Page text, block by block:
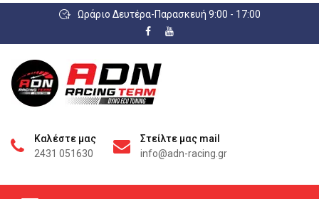
Ωράριο Δευτέρα-Παρασκευή 9:00 - 17:00
Καλέστε μας
2431 051630
Στείλτε μας mail
info@adn-racing.gr